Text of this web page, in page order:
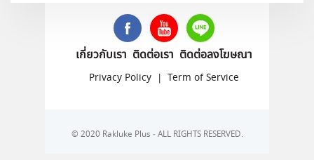
เกี่ยวกับเรา ติดต่อเรา ติดต่อลงโฆษณา
Privacy Policy | Term of Service
© 2020 Rakluke Plus - ALL RIGHTS RESERVED.